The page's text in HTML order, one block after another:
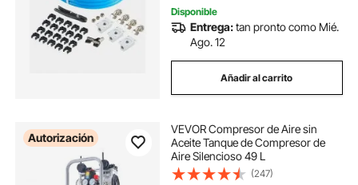
Disponible
Entrega:tan pronto como Mié.
Ago. 12
Añadir al carrito
Autorización
VEVOR Compresor de Aire sin
Aceite Tanque de Compresor de
Aire Silencioso 49 L
(247)